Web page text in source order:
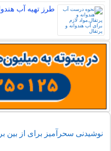
طرز تهیه آب
نوشیدنی سحرآمیز برای از بین